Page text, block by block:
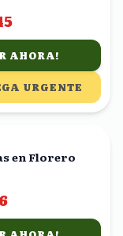
AHORA!
URGENTE
en Florero